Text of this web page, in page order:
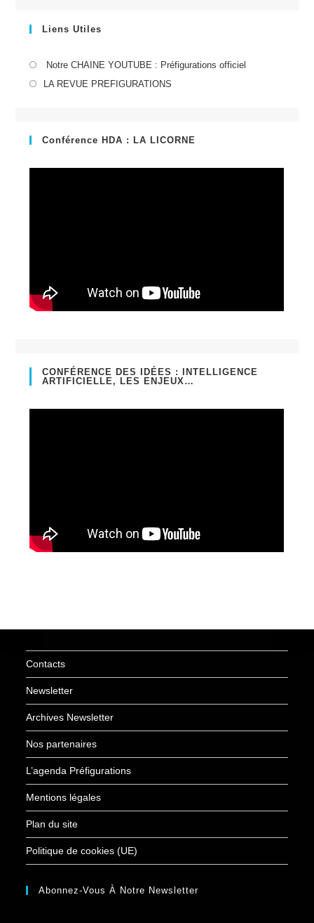
Liens Utiles
Notre CHAINE YOUTUBE : Préfigurations officiel
LA REVUE PREFIGURATIONS
nouvel
Conférence HDA : LA LICORNE
CONFÉRENCE DES IDÉES : INTELLIGENCE
ARTIFICIELLE, LES ENJEUX…
Contacts
Newsletter
Archives Newsletter
Nos partenaires
L’agenda Préfigurations
Mentions légales
Plan du site
Politique de cookies (UE)
Abonnez-Vous À Notre Newsletter